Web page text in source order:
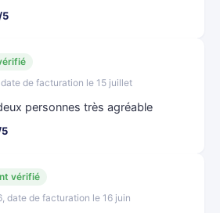
de facturation le 15 juillet
personnes très agréable
vérifié
date de facturation le 16 juin